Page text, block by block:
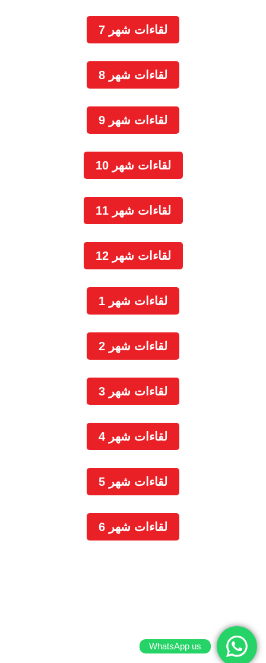
لقاءات شهر 7
لقاءات شهر 8
لقاءات شهر 9
لقاءات شهر 10
لقاءات شهر 11
لقاءات شهر 12
لقاءات شهر 1
لقاءات شهر 2
لقاءات شهر 3
لقاءات شهر 4
لقاءات شهر 5
لقاءات شهر 6
WhatsApp us